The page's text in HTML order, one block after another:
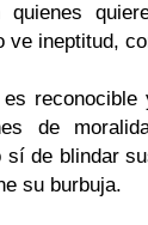
ve ineptitud,
de
sí de blindar
su burbuja.